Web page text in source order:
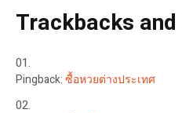
Trackbacks
Pingback:ซื้อหวยต่างประเทศ